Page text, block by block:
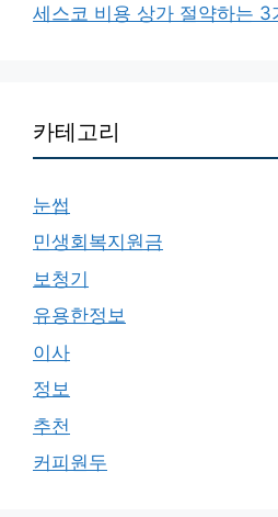
세스코 비용 상가 절약하는 3
카테고리
눈썹
민생회복지원금
보청기
유용한정보
이사
정보
추천
커피원두